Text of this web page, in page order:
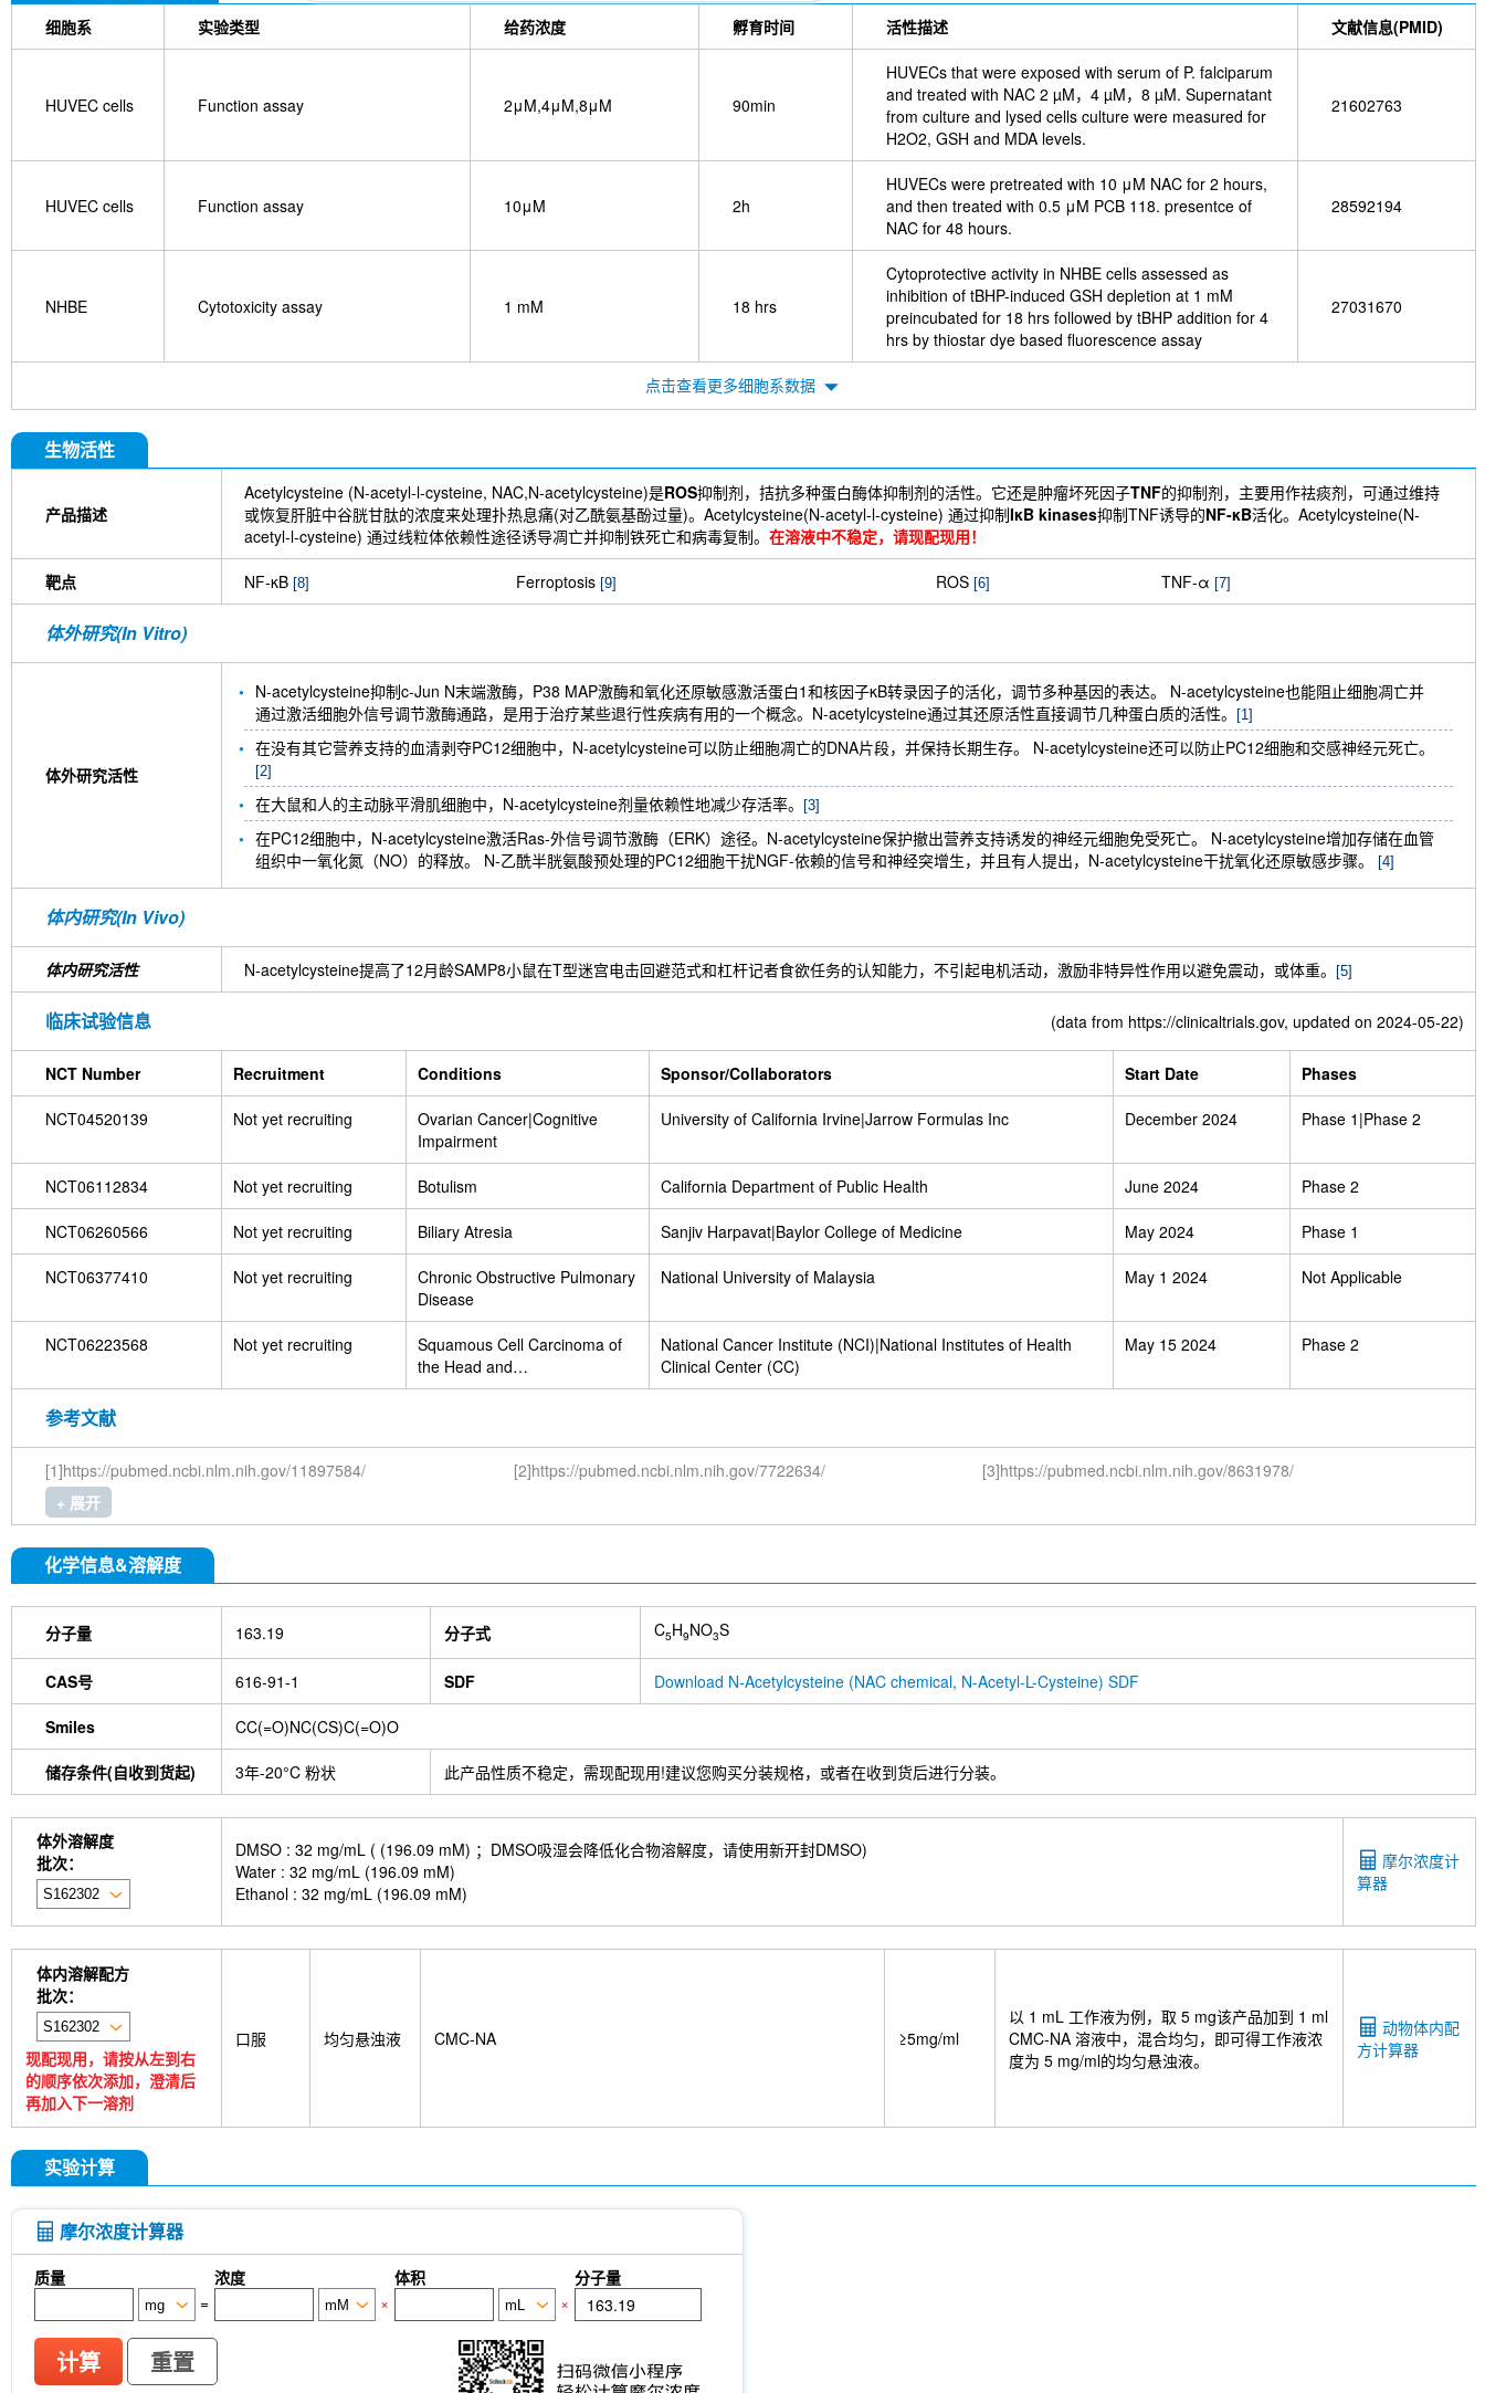
细胞系 实验类型 给药浓度 孵育时间 活性描述 文献信息(PMID)
HUVEC cells Function assay 2μM,4μM,8μM 90min
HUVECs that were exposed with serum of P. falciparum
and treated with NAC 2 µM，4 µM，8 µM. Supernatant
from culture and lysed cells culture were measured for
H2O2, GSH and MDA levels.
21602763
HUVEC cells Function assay 10μM 2h
HUVECs were pretreated with 10 μM NAC for 2 hours,
and then treated with 0.5 μM PCB 118. presentce of
NAC for 48 hours.
28592194
NHBE Cytotoxicity assay 1 mM 18 hrs
Cytoprotective activity in NHBE cells assessed as
inhibition of tBHP-induced GSH depletion at 1 mM
preincubated for 18 hrs followed by tBHP addition for 4
hrs by thiostar dye based fluorescence assay
27031670
点击查看更多细胞系数据
生物活性
产品描述
Acetylcysteine (N-acetyl-l-cysteine, NAC,N-acetylcysteine)是ROS抑制剂，拮抗多种蛋白酶体抑制剂的活性。它还是肿瘤坏死因子TNF的抑制剂，主要用作祛痰剂，可通过维持
或恢复肝脏中谷胱甘肽的浓度来处理扑热息痛(对乙酰氨基酚过量)。Acetylcysteine(N-acetyl-l-cysteine) 通过抑制IκB kinases抑制TNF诱导的NF-κB活化。Acetylcysteine(N-
acetyl-l-cysteine) 通过线粒体依赖性途径诱导凋亡并抑制铁死亡和病毒复制。 在溶液中不稳定，请现配现用！
靶点 NF-κB [8] Ferroptosis [9] ROS [6] TNF-α [7]
体外研究(In Vitro)
体外研究活性
N-acetylcysteine抑制c-Jun N末端激酶，P38 MAP激酶和氧化还原敏感激活蛋白1和核因子κB转录因子的活化，调节多种基因的表达。 N-acetylcysteine也能阻止细胞凋亡并
通过激活细胞外信号调节激酶通路，是用于治疗某些退行性疾病有用的一个概念。N-acetylcysteine通过其还原活性直接调节几种蛋白质的活性。
[1]
在没有其它营养支持的血清剥夺PC12细胞中，N-acetylcysteine可以防止细胞凋亡的DNA片段，并保持长期生存。 N-acetylcysteine还可以防止PC12细胞和交感神经元死亡。
[2]
在大鼠和人的主动脉平滑肌细胞中，N-acetylcysteine剂量依赖性地减少存活率。 [3]
在PC12细胞中，N-acetylcysteine激活Ras-外信号调节激酶（ERK）途径。N-acetylcysteine保护撤出营养支持诱发的神经元细胞免受死亡。 N-acetylcysteine增加存储在血管
组织中一氧化氮（NO）的释放。 N-乙酰半胱氨酸预处理的PC12细胞干扰NGF-依赖的信号和神经突增生，并且有人提出，N-acetylcysteine干扰氧化还原敏感步骤。
[4]
体内研究(In Vivo)
体内研究活性 N-acetylcysteine提高了12月龄SAMP8小鼠在T型迷宫电击回避范式和杠杆记者食欲任务的认知能力，不引起电机活动，激励非特异性作用以避免震动，或体重。 [5]
临床试验信息 (data from https://clinicaltrials.gov, updated on 2024-05-22)
NCT Number Recruitment Conditions Sponsor/Collaborators Start Date Phases
NCT04520139 Not yet recruiting
Ovarian Cancer|Cognitive
Impairment
University of California Irvine|Jarrow Formulas Inc December 2024 Phase 1|Phase 2
NCT06112834 Not yet recruiting Botulism California Department of Public Health June 2024 Phase 2
NCT06260566 Not yet recruiting Biliary Atresia Sanjiv Harpavat|Baylor College of Medicine May 2024 Phase 1
NCT06377410 Not yet recruiting
Chronic Obstructive Pulmonary
Disease
National University of Malaysia May 1 2024 Not Applicable
NCT06223568 Not yet recruiting
Squamous Cell Carcinoma of
the Head and
Neck|Oropharynx|Human
National Cancer Institute (NCI)|National Institutes of Health
Clinical Center (CC)
May 15 2024 Phase 2
参考文献
[1]https://pubmed.ncbi.nlm.nih.gov/11897584/ [2]https://pubmed.ncbi.nlm.nih.gov/7722634/
[3]https://pubmed.ncbi.nlm.nih.gov/8631978/
+ 展开
化学信息&溶解度
分子量 163.19 分子式 C5H9NO3S
CAS号 616-91-1 SDF Download N-Acetylcysteine (NAC chemical, N-Acetyl-L-Cysteine) SDF
Smiles CC(=O)NC(CS)C(=O)O
储存条件(自收到货起) 3年-20°C 粉状 此产品性质不稳定，需现配现用!建议您购买分装规格，或者在收到货后进行分装。
体外溶解度
批次：
DMSO : 32 mg/mL ( (196.09 mM) ；DMSO吸湿会降低化合物溶解度，请使用新开封DMSO)
Water : 32 mg/mL (196.09 mM)
Ethanol : 32 mg/mL (196.09 mM)
摩尔浓度计
算器
体内溶解配方
批次：
现配现用，请按从左到右
的顺序依次添加，澄清后
再加入下一溶剂
动物体内配
方计算器
口服 均匀悬浊液 CMC-NA ≥5mg/ml
以 1 mL 工作液为例，取 5 mg该产品加到 1 ml
CMC-NA 溶液中，混合均匀，即可得工作液浓
度为 5 mg/ml的均匀悬浊液。
实验计算
摩尔浓度计算器
质量 浓度 体积
分子量
=
× ×
计算 重置